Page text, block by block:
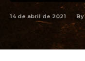
14 de abril de 2021 By